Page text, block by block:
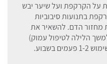
על הקרקפת ועל שיער יבש
בתנועות סיבוביות
מחזור הדם. להשאיר את
הלילה לטיפול עמוק)
בשבוע.